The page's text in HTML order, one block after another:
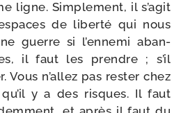
ligne. Simplement, il s’agit
de liber­té qui nous
guerre si l’ennemi aban­
il faut les prendre ; s’il
Vous n’allez pas res­ter chez
y a des risques. Il faut